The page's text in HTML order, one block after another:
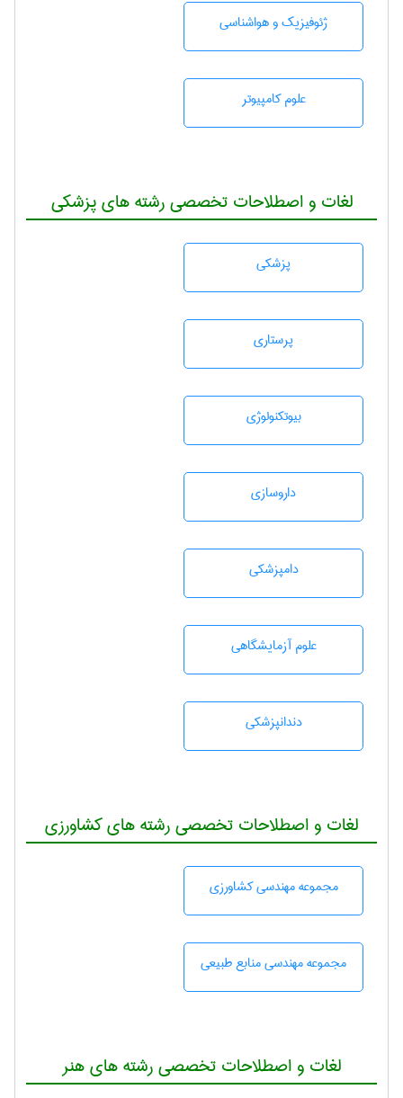
ژئوفيزيك و هواشناسی
علوم کامپیوتر
لغات و اصطلاحات تخصصی رشته های پزشکی
پزشكی
پرستاری
بيوتكنولوژی
داروسازی
دامپزشكی
علوم آزمايشگاهی
دندانپزشكی
لغات و اصطلاحات تخصصی رشته های کشاورزی
مجموعه مهندسی كشاورزی
مجموعه مهندسی منابع طبيعی
لغات و اصطلاحات تخصصی رشته های هنر